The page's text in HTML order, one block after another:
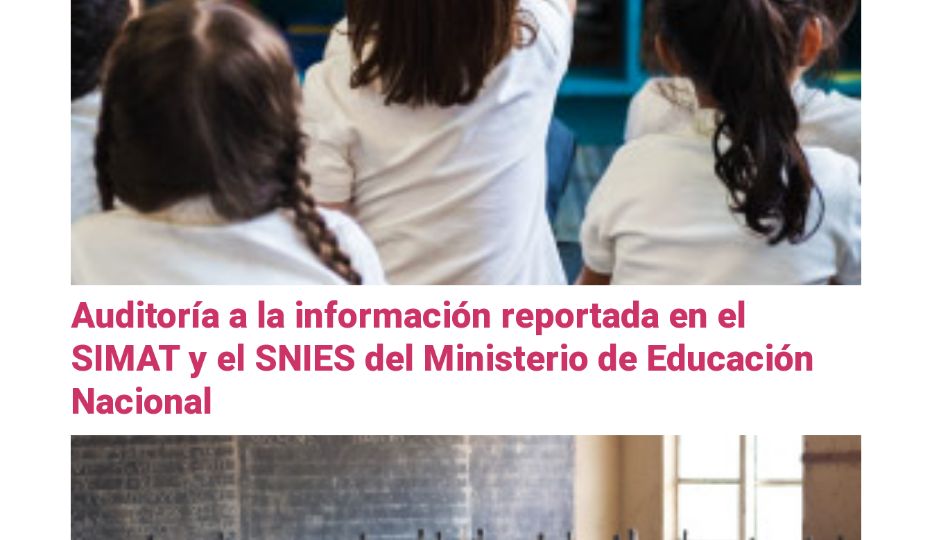
Auditoría a la información reportada en el
SIMAT y el SNIES del Ministerio de Educación
Nacional